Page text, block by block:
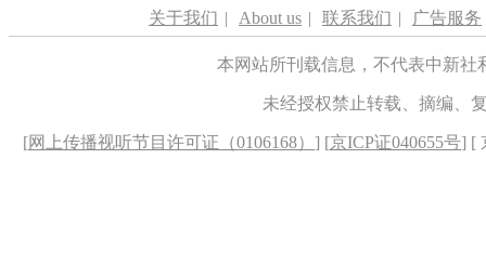
关于我们 | About us | 联系我们 | 广告服务
本网站所刊载信息，不代表中新
未经授权禁止转载、摘编、
[网上传播视听节目许可证（0106168） ] [京ICP证040655号] [